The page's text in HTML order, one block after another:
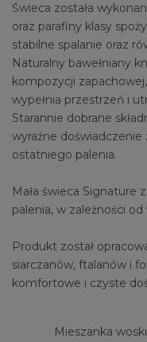
Świeca została
oraz parafiny klasy
stabilne spalanie oraz
Naturalny bawełniany
kompozycji
wypełnia przestrzeń i
Starannie dobrane
wyraźne
ostatniego palenia.
Mała świeca Signature
palenia, w zależności
Produkt został
siarczanów, ftalanów i
komfortowe i czyste
Mieszanka